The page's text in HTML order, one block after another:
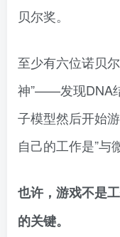
贝尔奖。
至少有六位诺贝
神”——发现DNA
子模型然后开始
自己的工作是”与
也许，游戏不是
的关键。